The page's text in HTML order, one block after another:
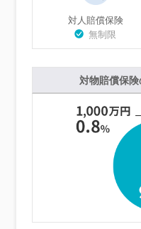
対人賠償保険
無制限
対物賠償保